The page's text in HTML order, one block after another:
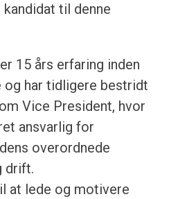
til denne
15 års erfaring inden
og har tidligere bestridt
Vice President, hvor
ansvarlig for
overordnede
drift.
at lede og motivere